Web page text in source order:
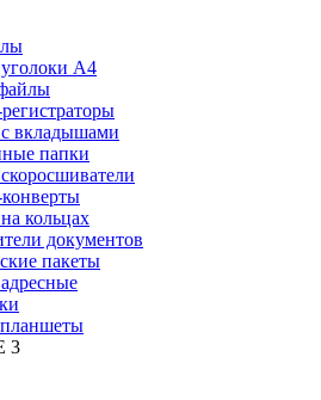
А4
вкладышами
папки
кольцах
документов
пакеты
3